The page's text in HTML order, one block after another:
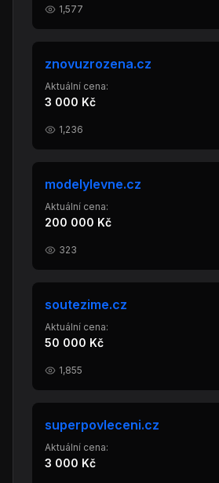
1,577
znovuzrozena.cz
Aktuální cena:
3 000 Kč
1,236
modelylevne.cz
Aktuální cena:
200 000 Kč
323
soutezime.cz
Aktuální cena:
50 000 Kč
1,855
superpovleceni.cz
Aktuální cena:
3 000 Kč